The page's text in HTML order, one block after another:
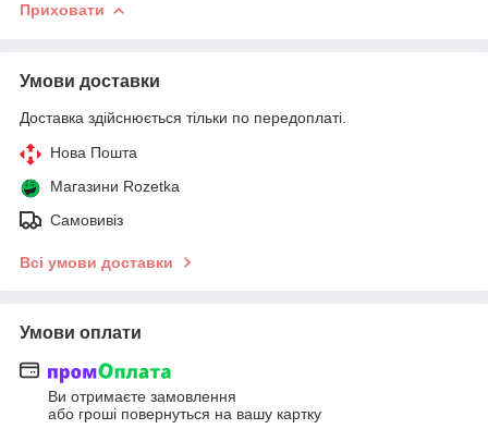
Приховати
Умови доставки
Доставка здійснюється тільки по передоплаті.
Нова Пошта
Магазини Rozetka
Самовивіз
Всі умови доставки
Умови оплати
Ви отримаєте замовлення
або гроші повернуться на вашу картку